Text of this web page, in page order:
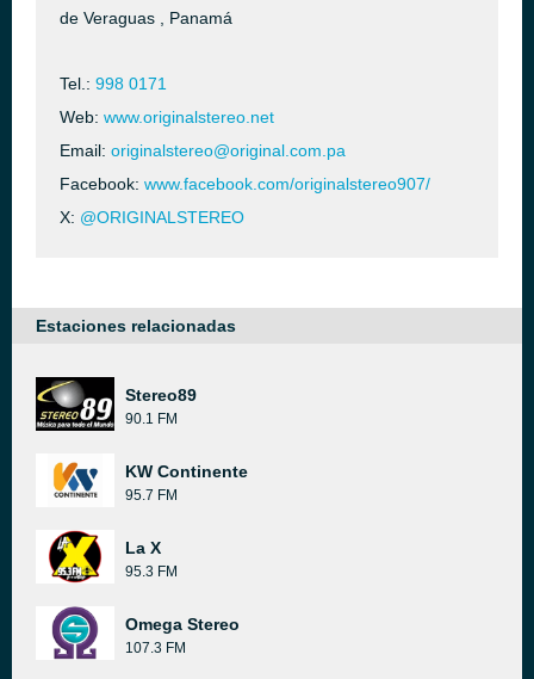
de Veraguas , Panamá
Tel.: 998 0171
Web: www.originalstereo.net
Email: originalstereo@original.com.pa
Facebook: www.facebook.com/originalstereo907/
X: @ORIGINALSTEREO
Estaciones relacionadas
Stereo89
90.1 FM
KW Continente
95.7 FM
La X
95.3 FM
Omega Stereo
107.3 FM